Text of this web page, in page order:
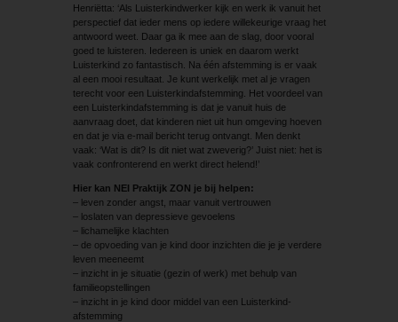
Henriëtta: ‘Als Luisterkindwerker kijk en werk ik vanuit het
perspectief dat ieder mens op iedere willekeurige vraag het
antwoord weet. Daar ga ik mee aan de slag, door vooral
goed te luisteren. Iedereen is uniek en daarom werkt
Luisterkind zo fantastisch. Na één afstemming is er vaak
al een mooi resultaat. Je kunt werkelijk met al je vragen
terecht voor een Luisterkindafstemming. Het voordeel van
een Luisterkindafstemming is dat je vanuit huis de
aanvraag doet, dat kinderen niet uit hun omgeving hoeven
en dat je via e-mail bericht terug ontvangt. Men denkt
vaak: ‘Wat is dit? Is dit niet wat zweverig?’ Juist niet: het is
vaak confronterend en werkt direct helend!’
Hier kan NEI Praktijk ZON je bij helpen:
– leven zonder angst, maar vanuit vertrouwen
– loslaten van depressieve gevoelens
– lichamelijke klachten
– de opvoeding van je kind door inzichten die je je verdere
leven meeneemt
– inzicht in je situatie (gezin of werk) met behulp van
familieopstellingen
– inzicht in je kind door middel van een Luisterkind-
afstemming